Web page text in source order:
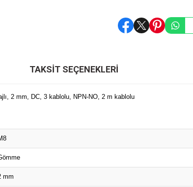
TAKSIT SEÇENEKLERI
2 mm, DC, 3 kablolu, NPN-NO, 2 m kablolu
mm